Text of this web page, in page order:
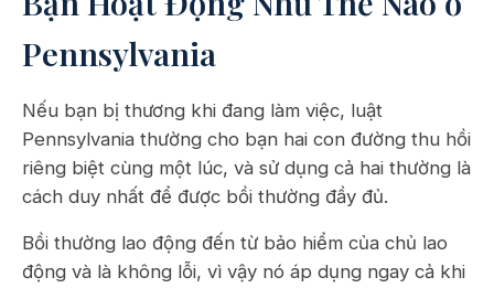
Pennsylvania
Nếu bạn bị thương khi đang làm việc, luật
Pennsylvania thường cho bạn hai con đường thu hồi
riêng biệt cùng một lúc, và sử dụng cả hai thường là
cách duy nhất để được bồi thường đầy đủ.
Bồi thường lao động đến từ bảo hiểm của chủ lao
động và là không lỗi, vì vậy nó áp dụng ngay cả khi